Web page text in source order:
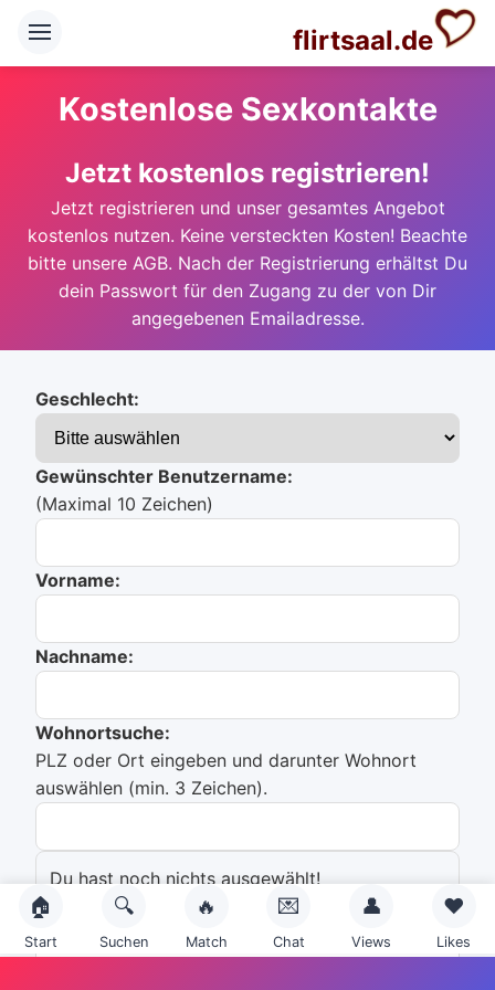
flirtsaal.de
Kostenlose Sexkontakte
Jetzt kostenlos registrieren!
Jetzt registrieren und unser gesamtes Angebot
kostenlos nutzen. Keine versteckten Kosten! Beachte
bitte unsere AGB. Nach der Registrierung erhältst Du
dein Passwort für den Zugang zu der von Dir
angegebenen Emailadresse.
Geschlecht:
Gewünschter Benutzername:
(Maximal 10 Zeichen)
Vorname:
Nachname:
Wohnortsuche:
PLZ oder Ort eingeben und darunter Wohnort
auswählen (min. 3 Zeichen).
Du hast noch nichts ausgewählt!
Emailadresse:
🏠
Start
🔍
Suchen
🔥
Match
💌
Chat
👤
Views
❤️
Likes